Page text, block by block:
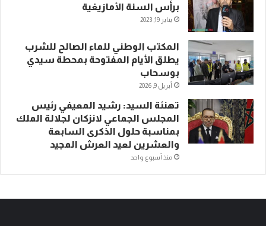
برأس السنة الأمازيغية
يناير 19, 2023
المكتب الوطني للماء الصالح للشرب
يطلق الأيام المفتوحة بمحطة سيدي
بوسحاب
أبريل 9, 2026
تهنئة السيد: رشيد المعيفي رئيس
المجلس الجماعي لانزكان لجلالة الملك
بمناسبة حلول الذكرى السابعة
والعشرين لعيد العرش المجيد
منذ أسبوع واحد